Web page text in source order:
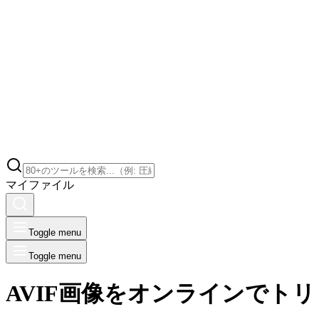
マイファイル
Toggle menu
Toggle menu
AVIF画像をオンラインでト